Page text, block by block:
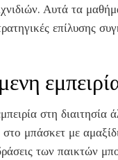
Αυτά τα
επίλυσης
στη
μπάσκετ με
των παικτών